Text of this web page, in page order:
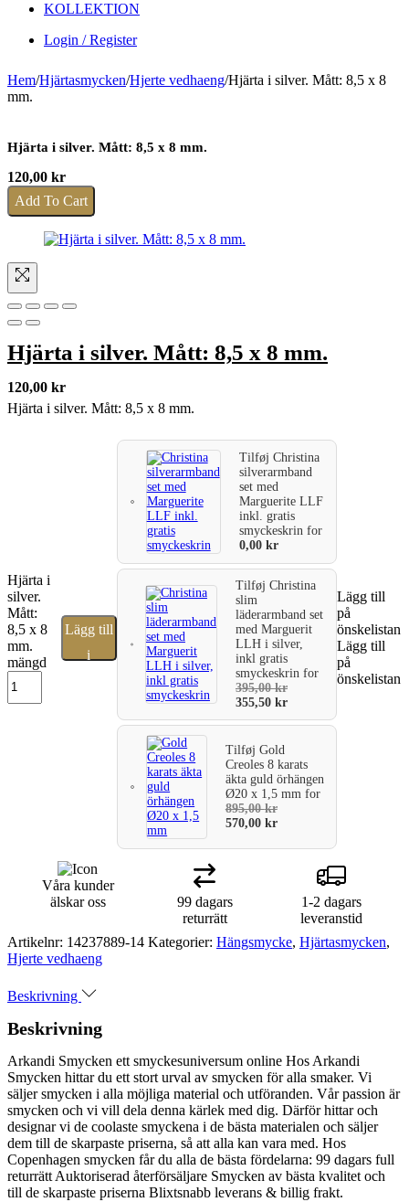
KOLLEKTION
Login / Register
Hem/Hjärtasmycken/Hjerte vedhaeng/Hjärta i silver. Mått: 8,5 x 8
mm.
Hjärta i silver. Mått: 8,5 x 8 mm.
120,00 kr
Add To Cart
Hjärta i silver. Mått: 8,5 x 8 mm.
120,00 kr
Hjärta i silver. Mått: 8,5 x 8 mm.
Hjärta i
silver.
Mått:
8,5 x 8
mm.
mängd
Lägg till
i
Tilføj Christina
silverarmband
set med
Marguerite LLF
inkl. gratis
smyckeskrin for
0,00 kr
Tilføj Christina
slim
läderarmband set
med Marguerit
LLH i silver,
inkl gratis
smyckeskrin for
395,00kr
355,50 kr
Tilføj Gold
Creoles 8 karats
äkta guld örhängen
Ø20 x 1,5 mm for
895,00kr
570,00 kr
Lägg till
på
önskelistan
Lägg till
på
önskelistan
Våra kunder
älskar oss
99 dagars
returrätt
1-2 dagars
leveranstid
Artikelnr: 14237889-14 Kategorier: Hängsmycke, Hjärtasmycken,
Hjerte vedhaeng
Beskrivning
Beskrivning
Arkandi Smycken ett smyckesuniversum online Hos Arkandi
Smycken hittar du ett stort urval av smycken för alla smaker. Vi
säljer smycken i alla möjliga material och utföranden. Vår passion är
smycken och vi vill dela denna kärlek med dig. Därför hittar och
designar vi de coolaste smyckena i de bästa materialen och säljer
dem till de skarpaste priserna, så att alla kan vara med. Hos
Copenhagen smycken får du alla de bästa fördelarna: 99 dagars full
returrätt Auktoriserad återförsäljare Smycken av bästa kvalitet och
till de skarpaste priserna Blixtsnabb leverans & billig frakt.